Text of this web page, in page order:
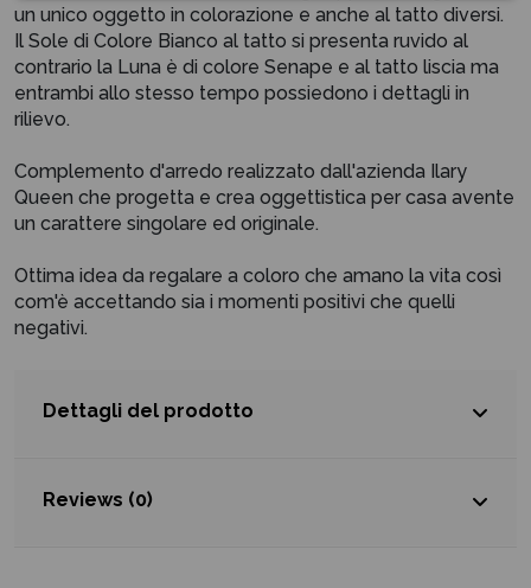
un unico oggetto in colorazione e anche al tatto diversi.
Il Sole di Colore Bianco al tatto si presenta ruvido al
contrario la Luna è di colore Senape e al tatto liscia ma
entrambi allo stesso tempo possiedono i dettagli in
rilievo.
Complemento d'arredo realizzato dall'azienda Ilary
Queen che progetta e crea oggettistica per casa avente
un carattere singolare ed originale.
Ottima idea da regalare a coloro che amano la vita così
com'è accettando sia i momenti positivi che quelli
negativi.
Dettagli del prodotto
Reviews (0)